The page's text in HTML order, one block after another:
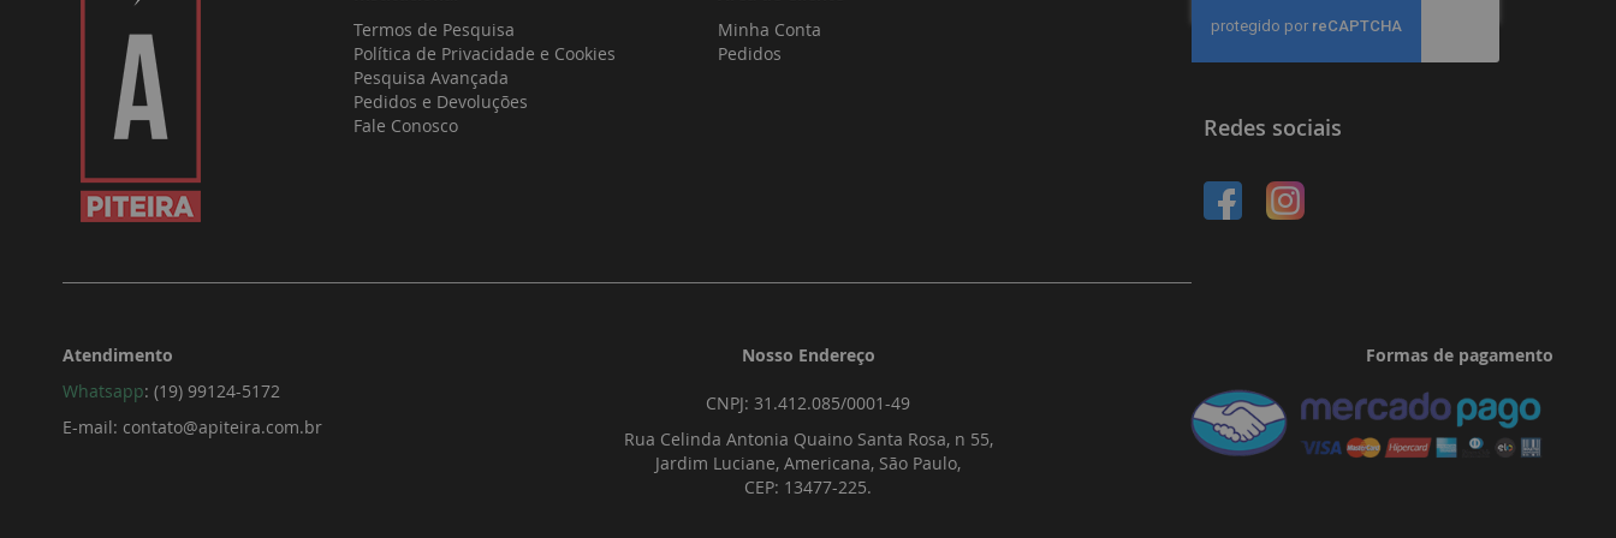
nossa
Newsletter:
Redes sociais
Termos de Pesquisa
Política de Privacidade e Cookies
Pesquisa Avançada
Pedidos e Devoluções
Fale Conosco
Minha Conta
Pedidos
Atendimento
Whatsapp: (19) 99124-5172
E-mail: contato@apiteira.com.br
Nosso Endereço
CNPJ: 31.412.085/0001-49
Rua Celinda Antonia Quaino Santa Rosa, n 55,
Jardim Luciane, Americana, São Paulo,
CEP: 13477-225.
Formas de pagamento